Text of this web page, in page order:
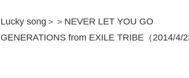
Lucky song＞＞NEVER LET YOU GO
GENERATIONS from EXILE TRIBE（2014/4/